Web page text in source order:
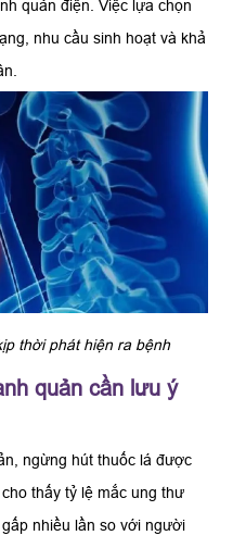
quản điện. Việc lựa chọn
nhu cầu sinh hoạt và khả
thời phát hiện ra bệnh
quản cần lưu ý
ngừng hút thuốc lá được
thấy tỷ lệ mắc ung thư
nhiều lần so với người